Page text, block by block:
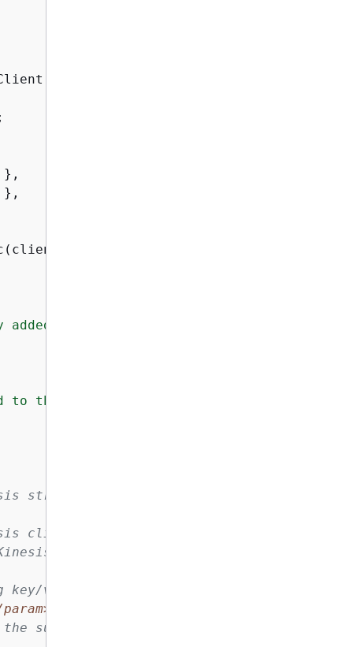
},
},
streamName, tags);
added to
to the stream."
stream.
client.
stream to which
value pairs which
the success or failure